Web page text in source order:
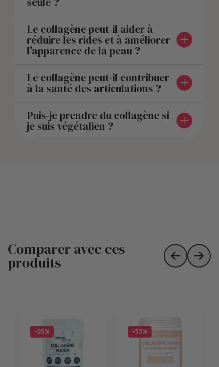
Le collagène peut-il aider à
réduire les rides et à améliorer
l'apparence de la peau ?
Le collagène peut-il contribuer
à la santé des articulations ?
Puis-je prendre du collagène si
je suis végétalien ?
Comparer avec ces
produits Skip toSkip
−25% −30%